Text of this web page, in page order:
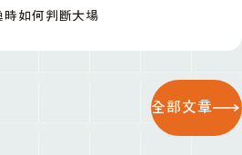
如何判斷大場
全部文章